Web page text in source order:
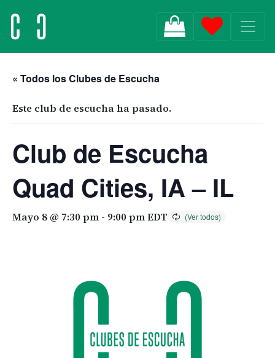
MAIN NAVIGATION
« Todos los Clubes de Escucha
Este club de escucha ha pasado.
Club de Escucha
Quad Cities, IA – IL
Mayo 8 @ 7:30 pm - 9:00 pmEDT